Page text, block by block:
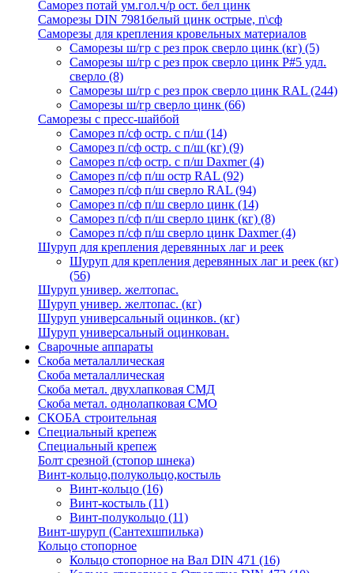
Саморез потай ум.гол.ч/р ост. бел цинк
Саморезы DIN 7981белый цинк острые, п\сф
Саморезы для крепления кровельных материалов
Саморезы ш/гр с рез прок сверло цинк (кг) (5)
Саморезы ш/гр с рез прок сверло цинк P#5 удл.
сверло (8)
Саморезы ш/гр с рез прок сверло цинк RAL (244)
Саморезы ш/гр сверло цинк (66)
Саморезы с пресс-шайбой
Саморез п/сф остр. с п/ш (14)
Саморез п/сф остр. с п/ш (кг) (9)
Саморез п/сф остр. с п/ш Daxmer(4)
Саморез п/сф п/ш остр RAL (92)
Саморез п/сф п/ш сверло RAL (94)
Саморез п/сф п/ш сверло цинк (14)
Саморез п/сф п/ш сверло цинк (кг) (8)
Саморез п/сф п/ш сверло цинк Daxmer(4)
Шуруп для крепления деревянных лаг и реек
Шуруп для крепления деревянных лаг и реек (кг)
(56)
Шуруп универ. желтопас.
Шуруп универ. желтопас. (кг)
Шуруп универсальный оцинков. (кг)
Шуруп универсальный оцинкован.
Сварочные аппараты
Скоба металаллическая
Скоба металаллическая
Скоба метал. двухлапковая СМД
Скоба метал. однолапковая СМО
СКОБА строительная
Специальный крепеж
Специальный крепеж
Болт срезной (стопор шнека)
Винт-кольцо,полукольцо,костыль
Винт-кольцо (16)
Винт-костыль (11)
Винт-полукольцо (11)
Винт-шуруп (Сантехшпилька)
Кольцо стопорное
Кольцо cтопорное на Вал DIN 471 (16)